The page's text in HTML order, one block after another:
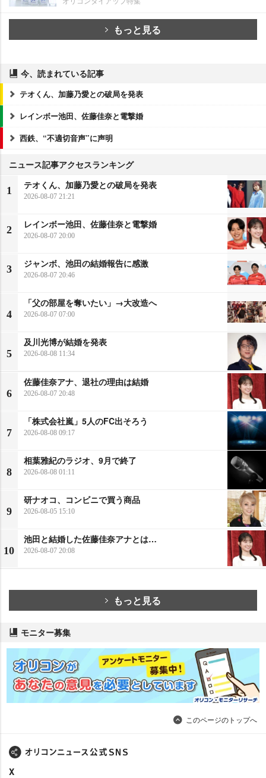
もっと見る
今、読まれている記事
テオくん、加藤乃愛との破局を発表
レインボー池田、佐藤佳奈と電撃婚
西鉄、“不適切音声”に声明
ニュース記事アクセスランキング
1
テオくん、加藤乃愛との破局を発表
2026-08-07 21:21
2
レインボー池田、佐藤佳奈と電撃婚
2026-08-07 20:00
3
ジャンボ、池田の結婚報告に感激
2026-08-07 20:46
4
「父の部屋を奪いたい」→大改造へ
2026-08-07 07:00
5
及川光博が結婚を発表
2026-08-08 11:34
6
佐藤佳奈アナ、退社の理由は結婚
2026-08-07 20:48
7
「株式会社嵐」5人のFC出そろう
2026-08-08 09:17
8
相葉雅紀のラジオ、9月で終了
2026-08-08 01:11
9
研ナオコ、コンビニで買う商品
2026-08-05 15:10
10
池田と結婚した佐藤佳奈アナとは…
2026-08-07 20:08
もっと見る
モニター募集
このページのトップへ
X